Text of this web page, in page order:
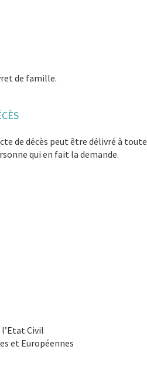
de famille.
de décès peut être délivré à toute
qui en fait la demande.
l’Etat Civil
et Européennes